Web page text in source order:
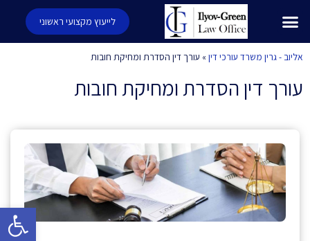
פתח
לייעוץ מקצועי ראשוני
אליוב - גרין משרד עורכי דין» עורך דין הסדרת ומחיקת חובות
עורך דין הסדרת ומחיקת חובות